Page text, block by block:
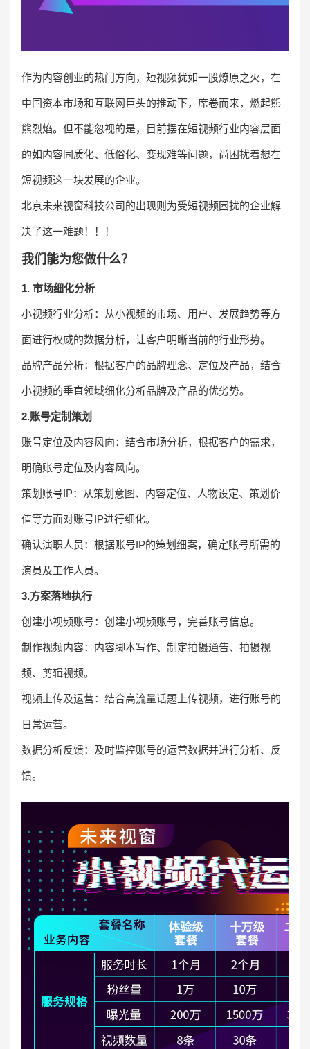
作为内容创业的热门方向，短视频犹如一股燎原之火，在
中国资本市场和互联网巨头的推动下，席卷而来，燃起熊
熊烈焰。但不能忽视的是，目前摆在短视频行业内容层面
的如内容同质化、低俗化、变现难等问题，尚困扰着想在
短视频这一块发展的企业。
北京未来视窗科技公司的出现则为受短视频困扰的企业解
决了这一难题！！！
我们能为您做什么？
1. 市场细化分析
小视频行业分析：从小视频的市场、用户、发展趋势等方
面进行权威的数据分析，让客户明晰当前的行业形势。
品牌产品分析：根据客户的品牌理念、定位及产品，结合
小视频的垂直领域细化分析品牌及产品的优劣势。
2.账号定制策划
账号定位及内容风向：结合市场分析，根据客户的需求，
明确账号定位及内容风向。
策划账号IP：从策划意图、内容定位、人物设定、策划价
值等方面对账号IP进行细化。
确认演职人员：根据账号IP的策划细案，确定账号所需的
演员及工作人员。
3.方案落地执行
创建小视频账号：创建小视频账号，完善账号信息。
制作视频内容：内容脚本写作、制定拍摄通告、拍摄视
频、剪辑视频。
视频上传及运营：结合高流量话题上传视频，进行账号的
日常运营。
数据分析反馈：及时监控账号的运营数据并进行分析、反
馈。